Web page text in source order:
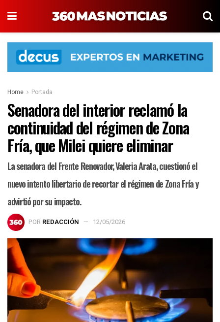
Home Portada
Senadora del interior reclamó la
continuidad del régimen de Zona
Fría, que Milei quiere eliminar
La senadora del Frente Renovador, Valeria Arata, cuestionó el
nuevo intento libertario de recortar el régimen de Zona Fría y
advirtió por su impacto.
POR REDACCIÓN 12/05/2026